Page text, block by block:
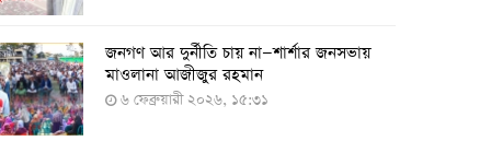
জনগণ আর দুর্নীতি চায় না—শার্শার জনসভায়
মাওলানা আজীজুর রহমান
৬ ফেব্রুয়ারী ২০২৬, ১৫:৩১